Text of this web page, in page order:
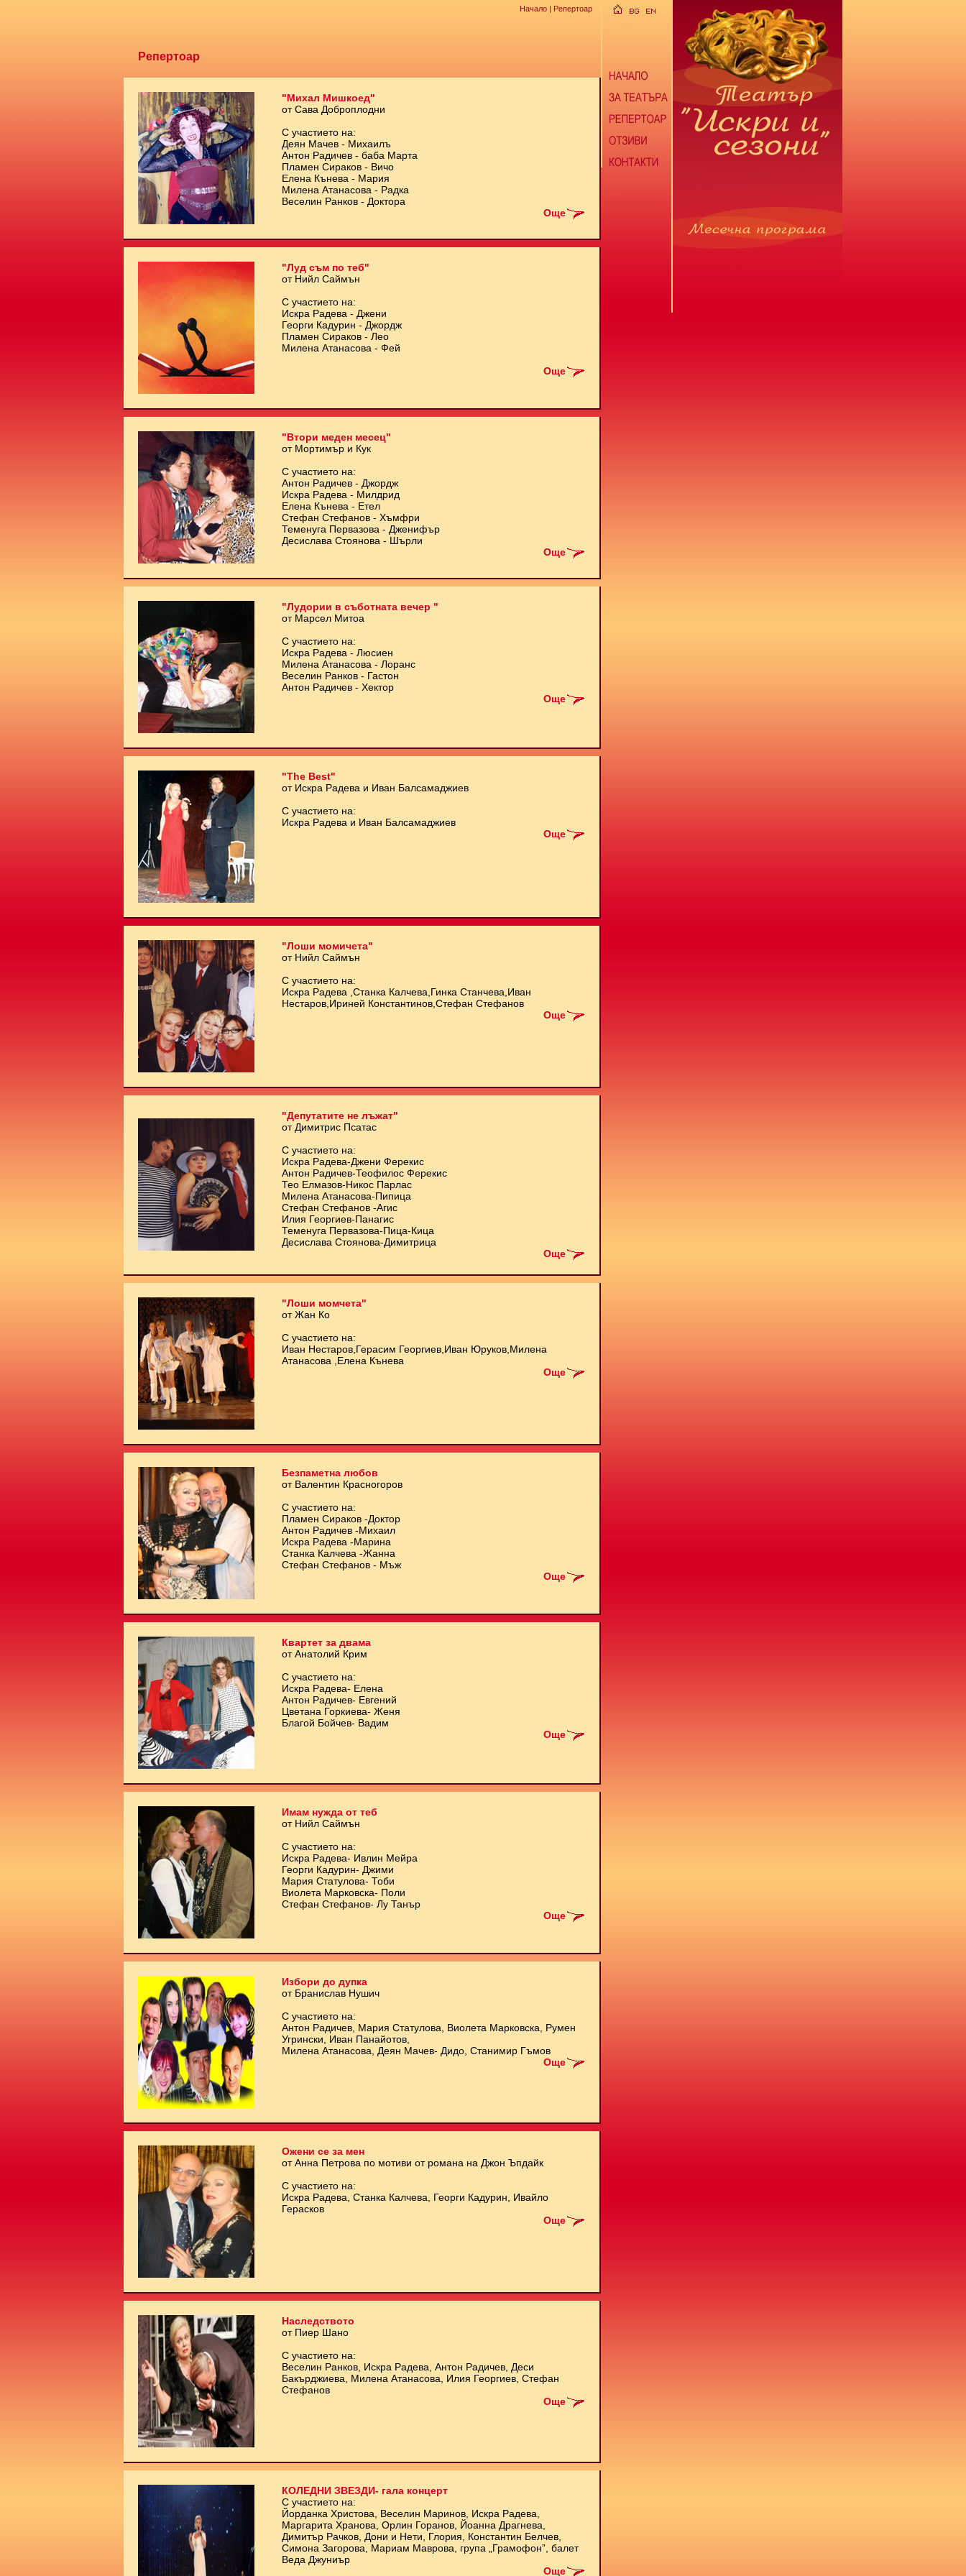
Начало | Репертоар
Репертоар
"Михал Мишкоед"
от Сава Доброплодни
С участието на:
Деян Мачев - Михаилъ
Антон Радичев - баба Марта
Пламен Сираков - Вичо
Елена Кънева - Мария
Милена Атанасова - Радка
Веселин Ранков - Доктора
Още
"Луд съм по теб"
от Нийл Саймън
С участието на:
Искра Радева - Джени
Георги Кадурин - Джордж
Пламен Сираков - Лео
Милена Атанасова - Фей
Още
"Втори меден месец"
от Мортимър и Кук
С участието на:
Антон Радичев - Джордж
Искра Радева - Милдрид
Елена Кънева - Етел
Стефан Стефанов - Хъмфри
Теменуга Первазова - Дженифър
Десислава Стоянова - Шърли
Още
"Лудории в съботната вечер "
от Марсел Митоа
С участието на:
Искра Радева - Люсиен
Милена Атанасова - Лоранс
Веселин Ранков - Гастон
Антон Радичев - Хектор
Още
"The Best"
от Искра Радева и Иван Балсамаджиев
С участието на:
Искра Радева и Иван Балсамаджиев
Още
"Лоши момичета"
от Нийл Саймън
С участието на:
Искра Радева ,Станка Калчева,Гинка Станчева,Иван
Нестаров,Ириней Константинов,Стефан Стефанов
Още
"Депутатите не лъжат"
от Димитрис Псатас
С участието на:
Искра Радева-Джени Ферекис
Антон Радичев-Теофилос Ферекис
Тео Елмазов-Никос Парлас
Милена Атанасова-Пипица
Стефан Стефанов -Агис
Илия Георгиев-Панагис
Теменуга Первазова-Пица-Кица
Десислава Стоянова-Димитрица
Още
"Лоши момчета"
от Жан Ко
С участието на:
Иван Нестаров,Герасим Георгиев,Иван Юруков,Милена
Атанасова ,Елена Кънева
Още
Безпаметна любов
от Валентин Красногоров
С участието на:
Пламен Сираков -Доктор
Антон Радичев -Михаил
Искра Радева -Марина
Станка Калчева -Жанна
Стефан Стефанов - Мъж
Още
Квартет за двама
от Анатолий Крим
С участието на:
Искра Радева- Елена
Антон Радичев- Евгений
Цветана Горкиева- Женя
Благой Бойчев- Вадим
Още
Имам нужда от теб
от Нийл Саймън
С участието на:
Искра Радева- Ивлин Мейра
Георги Кадурин- Джими
Мария Статулова- Тоби
Виолета Марковска- Поли
Стефан Стефанов- Лу Танър
Още
Избори до дупка
от Бранислав Нушич
С участието на:
Антон Радичев, Мария Статулова, Виолета Марковска, Румен
Угрински, Иван Панайотов,
Милена Атанасова, Деян Мачев- Дидо, Станимир Гъмов
Още
Ожени се за мен
от Анна Петрова по мотиви от романа на Джон Ъпдайк
С участието на:
Искра Радева, Станка Калчева, Георги Кадурин, Ивайло
Герасков
Още
Наследството
от Пиер Шано
С участието на:
Веселин Ранков, Искра Радева, Антон Радичев, Деси
Бакърджиева, Милена Атанасова, Илия Георгиев, Стефан
Стефанов
Още
КОЛЕДНИ ЗВЕЗДИ- гала концерт
С участието на:
Йорданка Христова, Веселин Маринов, Искра Радева,
Маргарита Хранова, Орлин Горанов, Йоанна Драгнева,
Димитър Рачков, Дони и Нети, Глория, Константин Белчев,
Симона Загорова, Мариам Маврова, група „Грамофон”, балет
Веда Джуниър
Още